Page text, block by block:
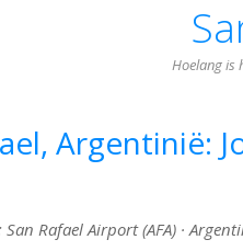
Hoelang is
Argentinië:
Rafael Airport (AFA) ·